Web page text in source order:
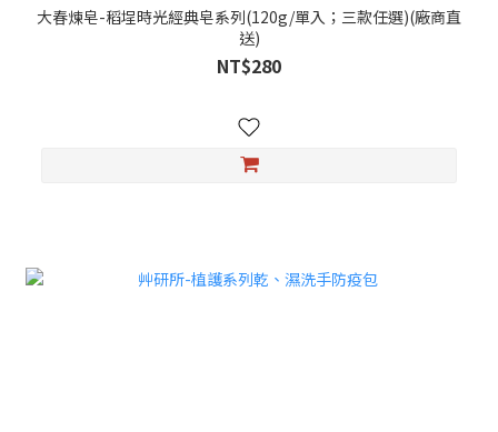
大春煉皂-稻埕時光經典皂系列(120g/單入；三款任選)(廠商直
送)
NT$280